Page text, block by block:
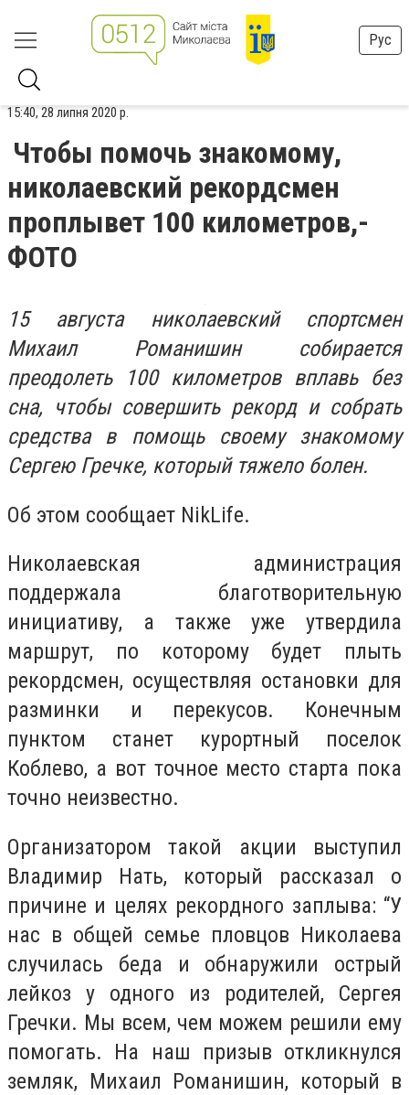
Рус
15:40, 28 липня 2020 р.
Чтобы помочь знакомому,
николаевский рекордсмен
проплывет 100 километров,-
ФОТО
15 августа николаевский спортсмен
Михаил Романишин собирается
преодолеть 100 километров вплавь без
сна, чтобы совершить рекорд и собрать
средства в помощь своему знакомому
Сергею Гречке, который тяжело болен.
Об этом сообщает NikLife.
Николаевская администрация
поддержала благотворительную
инициативу, а также уже утвердила
маршрут, по которому будет плыть
рекордсмен, осуществляя остановки для
разминки и перекусов. Конечным
пунктом станет курортный поселок
Коблево, а вот точное место старта пока
точно неизвестно.
Организатором такой акции выступил
Владимир Нать, который рассказал о
причине и целях рекордного заплыва: “У
нас в общей семье пловцов Николаева
случилась беда и обнаружили острый
лейкоз у одного из родителей, Сергея
Гречки. Мы всем, чем можем решили ему
помогать. На наш призыв откликнулся
земляк, Михаил Романишин, который в